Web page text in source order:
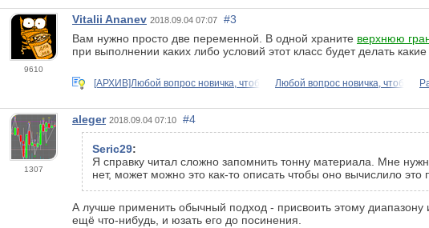
9610
Vitalii Ananev 2018.09.04 07:07
#3
Вам нужно просто две переменной. В одной храните верхнюю
при выполнении каких либо условий этот класс будет делать
[АРХИВ]Любой вопрос новичка, чтоб Любой вопрос новичка, чтоб
1307
aleger 2018.09.04 07:10 #4
Seric29:
Я справку читал сложно запомнить тонну материала. Мне
нет, может можно это как-то описать чтобы оно вычислило
А лучше применить обычный подход - присвоить этому
ещё что-нибудь, и юзать его до посинения.